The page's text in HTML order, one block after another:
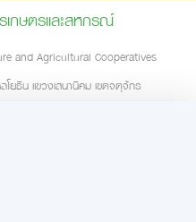
เกษตรและสหกรณ์
and Agricultural Cooperatives
ยธิน แขวงเสนานิคม เขตจตุจักร
อดภัย